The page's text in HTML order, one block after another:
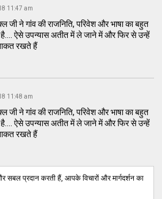
11:47 am
जी ने गांव की राजनिति, परिवेश और भाषा का बहुत
है.... ऐसे उपन्यास अतीत में ले जाने में और फिर से उन्हें
रखते हैं
11:48 am
जी ने गांव की राजनिति, परिवेश और भाषा का बहुत
है.... ऐसे उपन्यास अतीत में ले जाने में और फिर से उन्हें
रखते हैं
सबल प्रदान करती हैं, आपके विचारों और मार्गदर्शन का